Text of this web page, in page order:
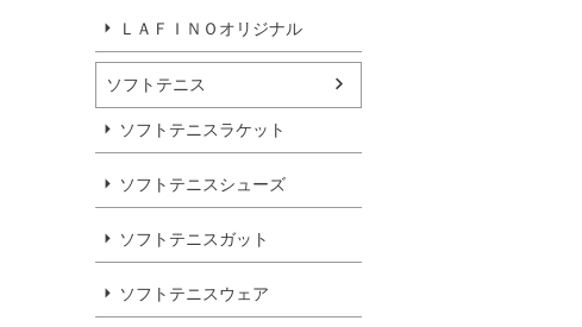
ＬＡＦＩＮＯオリジナル
ソフトテニス
ソフトテニスラケット
ソフトテニスシューズ
ソフトテニスガット
ソフトテニスウェア